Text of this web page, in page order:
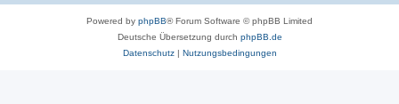
Powered by phpBB® Forum Software © phpBB Limited
Deutsche Übersetzung durch phpBB.de
Datenschutz| Nutzungsbedingungen